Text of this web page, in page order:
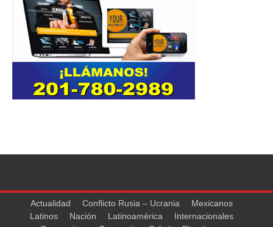
Actualidad Conflicto Rusia – Ucrania
Mexicanos
Latinos
Nación Latinoamérica
Internacionales